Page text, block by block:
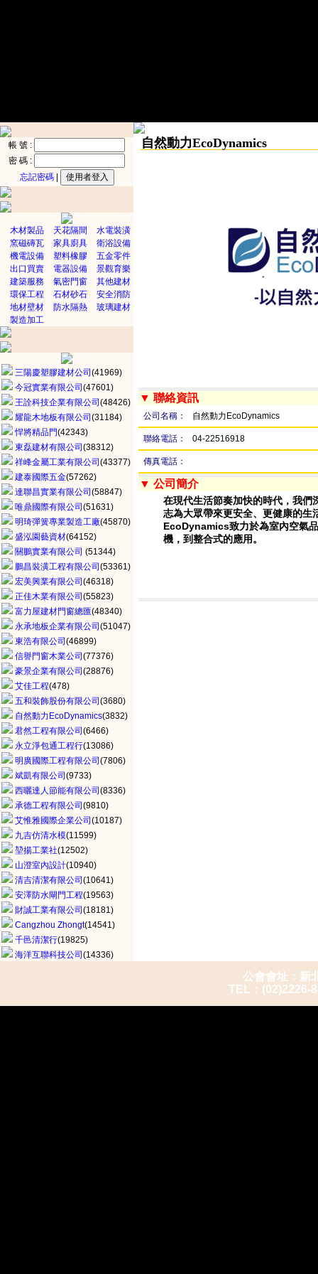
帳 號 :
密 碼 :
忘記密碼|
木材製品 天花隔間
水電裝潢
窯磁磚瓦
家具廚具
衛浴設備
機電設備
塑料橡膠
五金零件
出口買賣
電器設備
景觀育樂
建築服務
氣密門窗
其他建材
環保工程
石材砂石
安全消防
地材壁材
防水隔熱
玻璃建材
製造加工
三陽慶塑膠建材公司 (41969)
今冠實業有限公司 (47601)
王詮科技企業有限公司 (48426)
耀龍木地板有限公司 (31184)
悍將精品門(42343)
東磊建材有限公司 (38312)
祥峰金屬工業有限公司 (43377)
建泰國際五金(57262)
達聯昌實業有限公司 (58847)
唯鼎國際有限公司 (51631)
明琦彈簧專業製造工廠(45870)
盛泓園藝資材(64152)
關鵬實業有限公司 (51344)
鵬昌裝潢工程有限公司 (53361)
宏美興業有限公司 (46318)
正佳木業有限公司 (55823)
富力屋建材門窗總匯(48340)
永承地板企業有限公司 (51047)
東浩有限公司 (46899)
信譽門窗木業公司 (77376)
豪景企業有限公司 (28876)
艾佳工程(478)
五和裝飾股份有限公司 (3680)
自然動力EcoDynamics(3832)
君然工程有限公司 (6466)
永立淨包通工程行(13086)
明廣國際工程有限公司 (7806)
斌凱有限公司 (9733)
西曬達人節能有限公司 (8336)
承德工程有限公司 (9810)
艾惟雅國際企業公司 (10187)
九吉仿清水模(11599)
堃揚工業社(12502)
山澄室內設計(10940)
清吉清潔有限公司 (10641)
安澤防水閘門工程(19563)
財誠工業有限公司 (18181)
Cangzhou Zhongt(14541)
千邑清潔行(19825)
海洋互聯科技公司 (14336)
自然動力EcoDynamics
▼ 聯絡資訊
公司名稱： 自然動力EcoDynamics
聯絡電話： 04-22516918
傳真電話：
▼ 公司簡介
在現代生活節奏加快的時代，我們
志為大眾帶來更安全、更健康的生
EcoDynamics致力於為室內空氣
機，到整合式的應用。
公會會址：新
TEL：